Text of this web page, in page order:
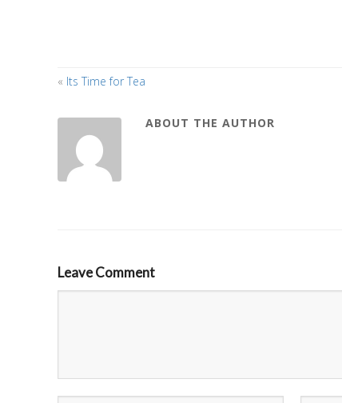
« Its Time for Tea
ABOUT THE AUTHOR
Leave Comment